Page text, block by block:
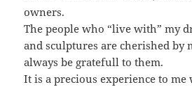
owners.
The people who “live with” my
and sculptures are cherished by
always be gratefull to them.
It is a precious experience to me